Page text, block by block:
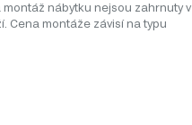
montáž nábytku nejsou zahrnuty v
Cena montáže závisí na typu